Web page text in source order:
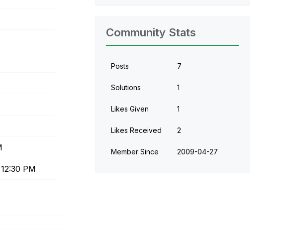
12:30 PM
Community Stats
Posts 7
Solutions 1
Likes Given 1
Likes Received 2
Member Since ‎2009-04-27